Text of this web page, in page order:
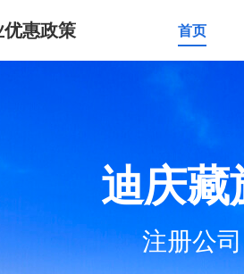
惠政策 首页
迪庆
注册公